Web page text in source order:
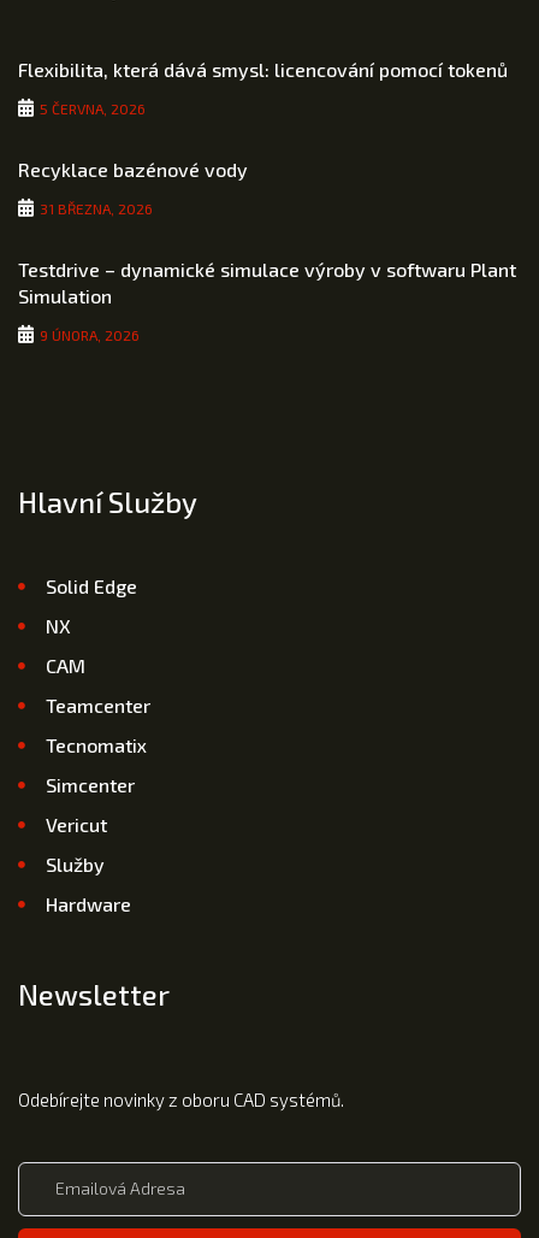
Flexibilita, která dává smysl: licencování pomocí tokenů
5 ČERVNA, 2026
Recyklace bazénové vody
31 BŘEZNA, 2026
Testdrive – dynamické simulace výroby v softwaru Plant
Simulation
9 ÚNORA, 2026
Hlavní Služby
Solid Edge
NX
CAM
Teamcenter
Tecnomatix
Simcenter
Vericut
Služby
Hardware
Newsletter
Odebírejte novinky z oboru CAD systémů.